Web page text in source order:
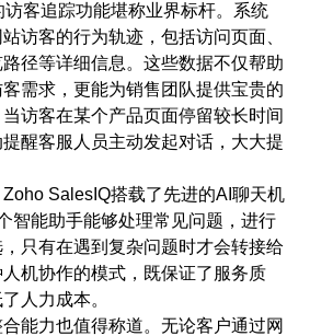
客追踪功能堪称业界标杆。系统
访客的行为轨迹，包括访问页面、
径等详细信息。这些数据不仅帮助
需求，更能为销售团队提供宝贵的
访客在某个产品页面停留较长时间
醒客服人员主动发起对话，大大提
SalesIQ搭载了先进的AI聊天机
智能助手能够处理常见问题，进行
只有在遇到复杂问题时才会转接给
机协作的模式，既保证了服务质
人力成本。
能力也值得称道。无论客户通过网